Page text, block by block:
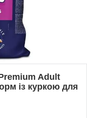
Adult
із куркою для